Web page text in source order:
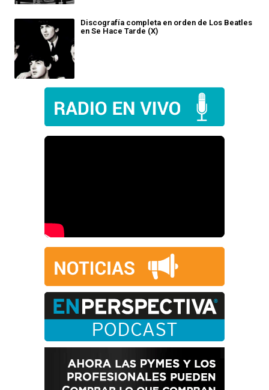
Discografía completa en orden de Los Beatles
en Se Hace Tarde (X)